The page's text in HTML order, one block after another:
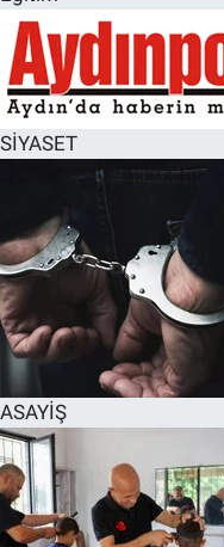
SİYASET
ASAYİŞ